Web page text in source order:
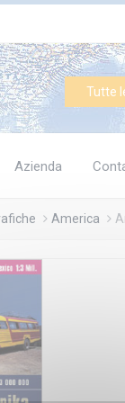
Tutte
Azienda
America